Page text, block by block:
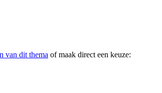
van dit thema of maak direct een keuze: